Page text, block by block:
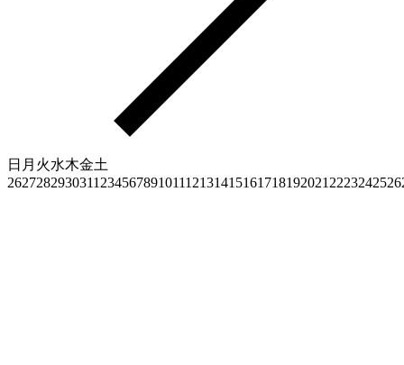
日 月 火水木金土
2627282930311 23456789101112131415161718192021 2223242526